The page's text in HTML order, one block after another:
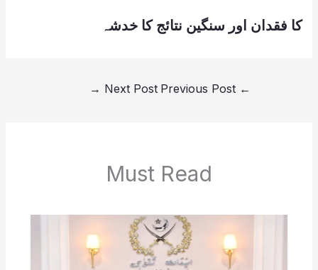
کا فقدان اور سنگین نتائج کا خدشہ
←
Next Post
→
Must Read